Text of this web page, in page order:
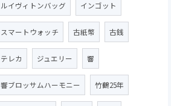
ルイヴィトンバッグ インゴット
スマートウォッチ 古紙幣 古銭
テレカ ジュエリー 響
響ブロッサムハーモニー 竹鶴25年